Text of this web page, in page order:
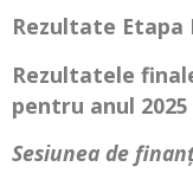
Rezultate Etapa
Rezultatele
pentru anul
Sesiunea de